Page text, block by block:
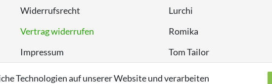
Widerrufsrecht
Vertrag widerrufen
Impressum
Datenschutzerklärung
Lurchi
Romika
Tom Tailor
Kappa
Technologien auf unserer Website und verarbeiten